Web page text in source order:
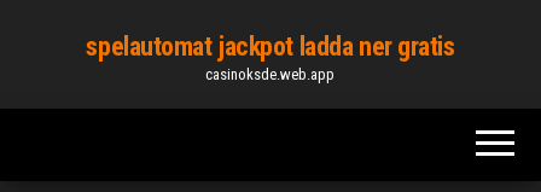
content
spelautomat jackpot ladda ner gratis
casinoksde.web.app